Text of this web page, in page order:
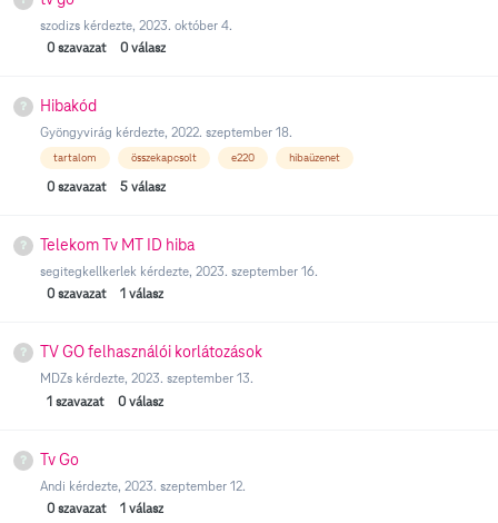
szodizs kérdezte, 2023. október 4.
0 szavazat 0 válasz
Hibakód
Gyöngyvirág kérdezte, 2022. szeptember 18.
tartalom összekapcsolt e220 hibaüzenet
0 szavazat 5 válasz
Telekom Tv MT ID hiba
segitegkellkerlek kérdezte, 2023. szeptember 16.
0 szavazat 1 válasz
TV GO felhasználói korlátozások
MDZs kérdezte, 2023. szeptember 13.
1 szavazat 0 válasz
Tv Go
Andi kérdezte, 2023. szeptember 12.
0 szavazat 1 válasz